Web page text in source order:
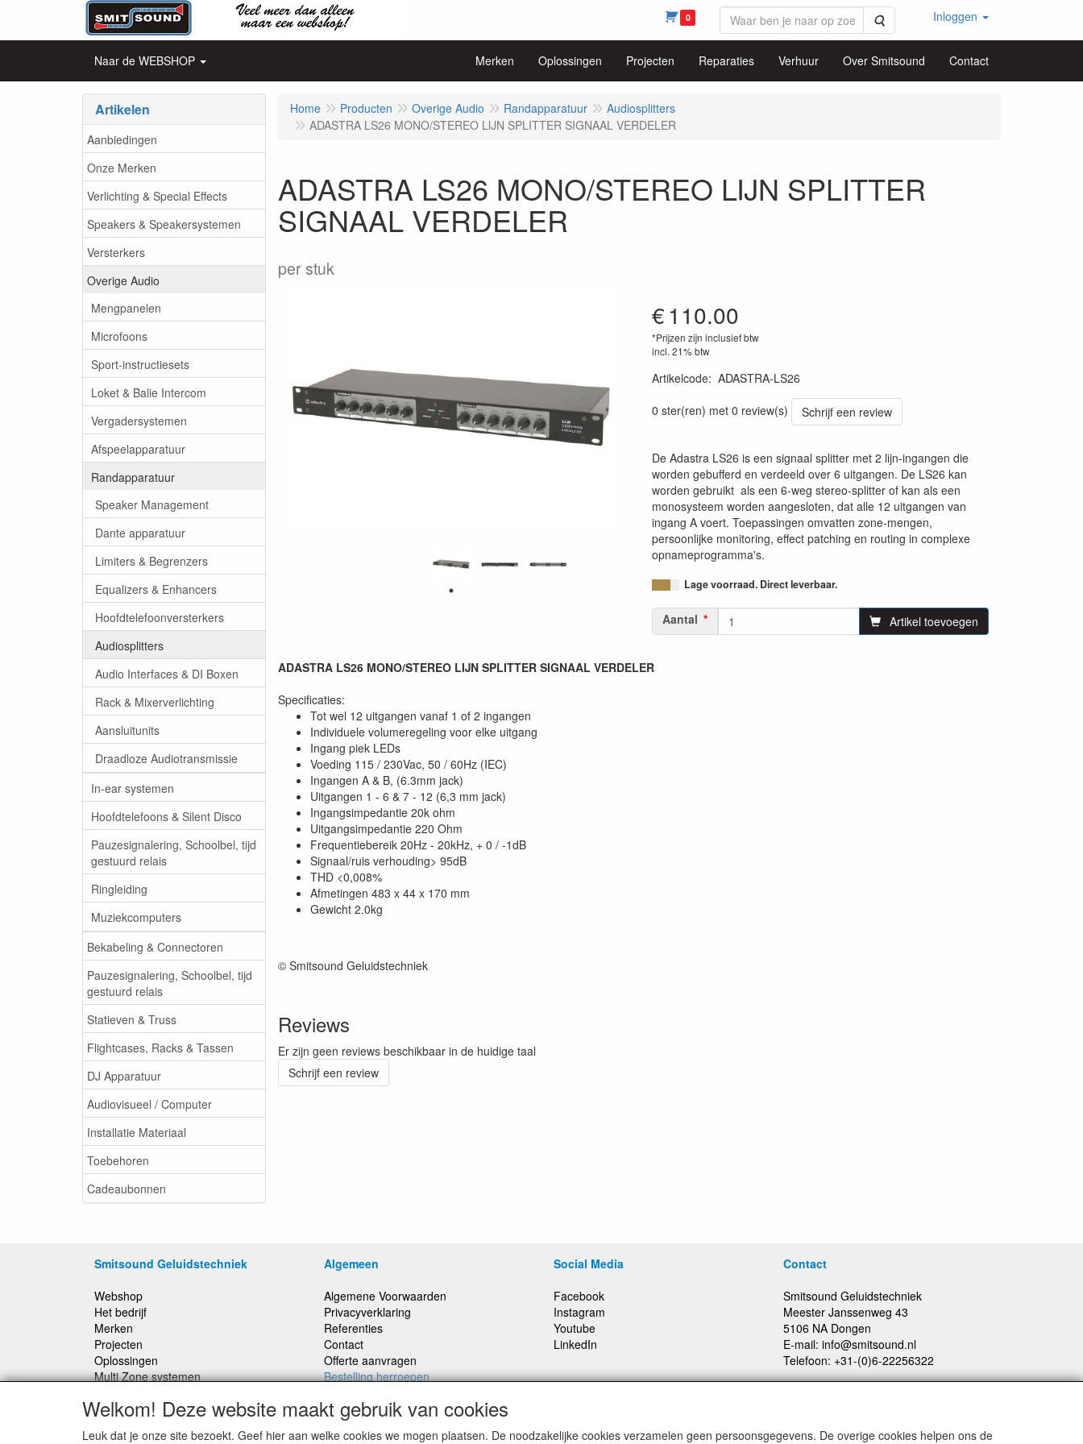
0 Zoeken Inloggen
Naar de WEBSHOP Merken Oplossingen Projecten Reparaties Verhuur Over Smitsound Contact
Artikelen
Aanbiedingen
Onze Merken
Verlichting & Special Effects
Speakers & Speakersystemen
Versterkers
Overige Audio
Mengpanelen
Microfoons
Sport-instructiesets
Loket & Balie Intercom
Vergadersystemen
Afspeelapparatuur
Randapparatuur
Speaker Management
Dante apparatuur
Limiters & Begrenzers
Equalizers & Enhancers
Hoofdtelefoonversterkers
Audiosplitters
Audio Interfaces & DI Boxen
Rack & Mixerverlichting
Aansluitunits
Draadloze Audiotransmissie
In-ear systemen
Hoofdtelefoons & Silent Disco
Pauzesignalering, Schoolbel, tijd
gestuurd relais
Ringleiding
Muziekcomputers
Bekabeling & Connectoren
Pauzesignalering, Schoolbel, tijd
gestuurd relais
Statieven & Truss
Flightcases, Racks & Tassen
DJ Apparatuur
Audiovisueel / Computer
Installatie Materiaal
Toebehoren
Cadeaubonnen
Home Producten Overige Audio Randapparatuur
Audiosplitters
ADASTRA LS26 MONO/STEREO LIJN SPLITTER SIGNAAL VERDELER
ADASTRA LS26 MONO/STEREO LIJN SPLITTER
SIGNAAL VERDELER
per stuk
€110.00
*Prijzen zijn inclusief btw
incl. 21% btw
Artikelcode: ADASTRA-LS26
0 ster(ren) met 0 review(s)
Schrijf een review
De Adastra LS26 is een signaal splitter met 2 lijn-ingangen die
worden gebufferd en verdeeld over 6 uitgangen. De LS26 kan
worden gebruikt als een 6-weg stereo-splitter of kan als een
monosysteem worden aangesloten, dat alle 12 uitgangen van
ingang A voert. Toepassingen omvatten zone-mengen,
persoonlijke monitoring, effect patching en routing in complexe
opnameprogramma's.
Lage voorraad. Direct leverbaar.
Aantal Artikel toevoegen
ADASTRA LS26 MONO/STEREO LIJN SPLITTER SIGNAAL VERDELER
Specificaties:
Tot wel 12 uitgangen vanaf 1 of 2 ingangen
Individuele volumeregeling voor elke uitgang
Ingang piek LEDs
Voeding 115 / 230Vac, 50 / 60Hz (IEC)
Ingangen A & B, (6.3mm jack)
Uitgangen 1 - 6 & 7 - 12 (6,3 mm jack)
Ingangsimpedantie 20k ohm
Uitgangsimpedantie 220 Ohm
Frequentiebereik 20Hz - 20kHz, + 0 / -1dB
Signaal/ruis verhouding> 95dB
THD <0,008%
Afmetingen 483 x 44 x 170 mm
Gewicht 2.0kg
© Smitsound Geluidstechniek
Reviews
Er zijn geen reviews beschikbaar in de huidige taal
Schrijf een review
Smitsound Geluidstechniek
Webshop
Het bedrijf
Merken
Projecten
Oplossingen
Multi Zone systemen
Onderhoud en Reparaties
Algemeen
Algemene Voorwaarden
Privacyverklaring
Referenties
Contact
Offerte aanvragen
Bestelling herroepen
Social Media
Facebook
Instagram
Youtube
LinkedIn
Contact
Smitsound Geluidstechniek
Meester Janssenweg 43
5106 NA Dongen
E-mail: info@smitsound.nl
Telefoon: +31-(0)6-22256322
Welkom! Deze website maakt gebruik van cookies
Leuk dat je onze site bezoekt. Geef hier aan welke cookies we mogen plaatsen. De noodzakelijke cookies verzamelen geen persoonsgegevens. De overige cookies helpen ons de